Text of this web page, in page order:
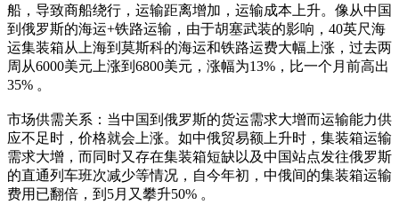
船，导致商船绕行，运输距离增加，运输成本上升。像从中国
到俄罗斯的海运+铁路运输，由于胡塞武装的影响，40英尺海
运集装箱从上海到莫斯科的海运和铁路运费大幅上涨，过去两
周从6000美元上涨到6800美元，涨幅为13%，比一个月前高出
35% 。
市场供需关系：当中国到俄罗斯的货运需求大增而运输能力供
应不足时，价格就会上涨。如中俄贸易额上升时，集装箱运输
需求大增，而同时又存在集装箱短缺以及中国站点发往俄罗斯
的直通列车班次减少等情况，自今年初，中俄间的集装箱运输
费用已翻倍，到5月又攀升50% 。